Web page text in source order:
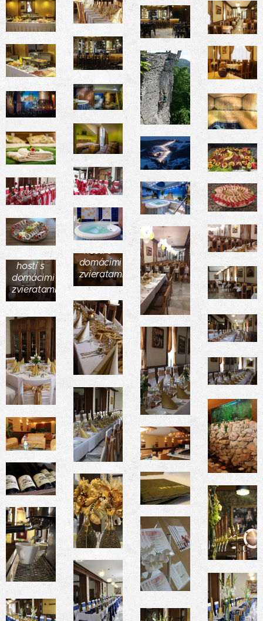
Izba pre
hostí s
domácimi
zvieratami
Izba pre
hostí s
domácimi
zvieratami